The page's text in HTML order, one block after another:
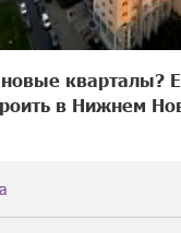
новые кварталы?
в Нижнем